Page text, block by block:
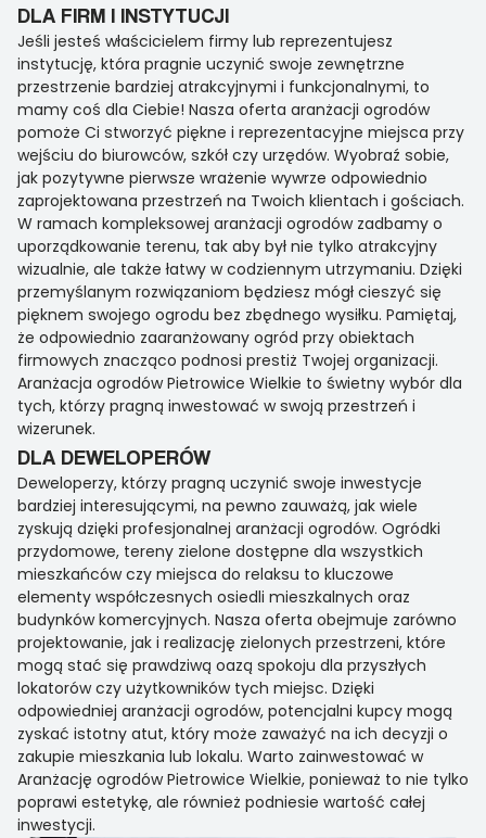
DLA FIRM I INSTYTUCJI
Jeśli jesteś właścicielem firmy lub reprezentujesz
instytucję, która pragnie uczynić swoje zewnętrzne
przestrzenie bardziej atrakcyjnymi i funkcjonalnymi, to
mamy coś dla Ciebie! Nasza oferta aranżacji ogrodów
pomoże Ci stworzyć piękne i reprezentacyjne miejsca przy
wejściu do biurowców, szkół czy urzędów. Wyobraź sobie,
jak pozytywne pierwsze wrażenie wywrze odpowiednio
zaprojektowana przestrzeń na Twoich klientach i gościach.
W ramach kompleksowej aranżacji ogrodów zadbamy o
uporządkowanie terenu, tak aby był nie tylko atrakcyjny
wizualnie, ale także łatwy w codziennym utrzymaniu. Dzięki
przemyślanym rozwiązaniom będziesz mógł cieszyć się
pięknem swojego ogrodu bez zbędnego wysiłku. Pamiętaj,
że odpowiednio zaaranżowany ogród przy obiektach
firmowych znacząco podnosi prestiż Twojej organizacji.
Aranżacja ogrodów Pietrowice Wielkie to świetny wybór dla
tych, którzy pragną inwestować w swoją przestrzeń i
wizerunek.
DLA DEWELOPERÓW
Deweloperzy, którzy pragną uczynić swoje inwestycje
bardziej interesującymi, na pewno zauważą, jak wiele
zyskują dzięki profesjonalnej aranżacji ogrodów. Ogródki
przydomowe, tereny zielone dostępne dla wszystkich
mieszkańców czy miejsca do relaksu to kluczowe
elementy współczesnych osiedli mieszkalnych oraz
budynków komercyjnych. Nasza oferta obejmuje zarówno
projektowanie, jak i realizację zielonych przestrzeni, które
mogą stać się prawdziwą oazą spokoju dla przyszłych
lokatorów czy użytkowników tych miejsc. Dzięki
odpowiedniej aranżacji ogrodów, potencjalni kupcy mogą
zyskać istotny atut, który może zaważyć na ich decyzji o
zakupie mieszkania lub lokalu. Warto zainwestować w
Aranżację ogrodów Pietrowice Wielkie, ponieważ to nie tylko
poprawi estetykę, ale również podniesie wartość całej
inwestycji.